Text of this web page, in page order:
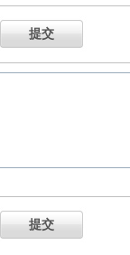
提交
提交